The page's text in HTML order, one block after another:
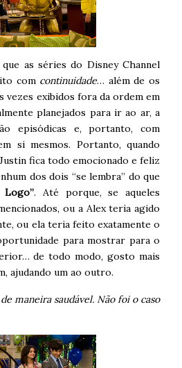
as séries do Disney Channel
com continuidade… além de os
vezes exibidos fora da ordem em
planejados para ir ao ar, a
episódicas e, portanto, com
si mesmos. Portanto, quando
fica todo emocionado e feliz
dos dois “se lembra” do que
Logo”. Até porque, se aqueles
ou a Alex teria agido
ou ela teria feito exatamente o
para mostrar para o
de todo modo, gosto mais
ajudando um ao outro.
maneira saudável. Não foi o caso